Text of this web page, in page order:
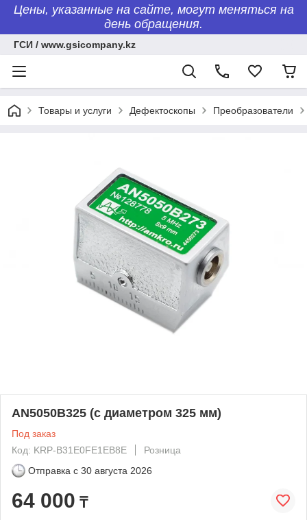
Цены, указанные на сайте, могут меняться на
день обращения.
ГСИ / www.gsicompany.kz
Товары и услуги Дефектоскопы Преобразователи
AN5050B325 (с диаметром 325 мм)
Под заказ
Код: KRP-B31E0FE1EB8E
Розница
Отправка с 30 августа 2026
64 000 ₸